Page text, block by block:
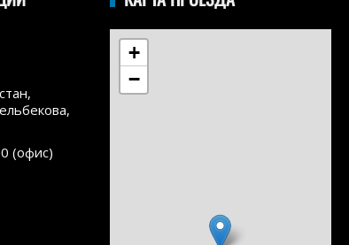
(офис)
+
−